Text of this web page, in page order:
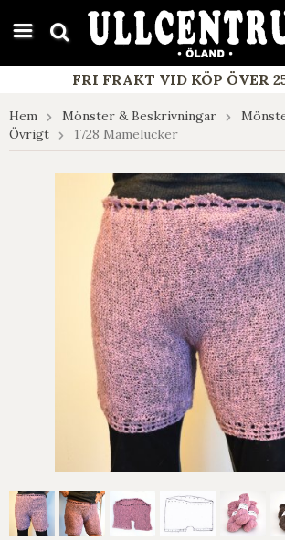
google-site-verification:
FRI FRAKT VID KÖP ÖVER
Hem Mönster & Beskrivningar
Övrigt
1728 Mamelucker